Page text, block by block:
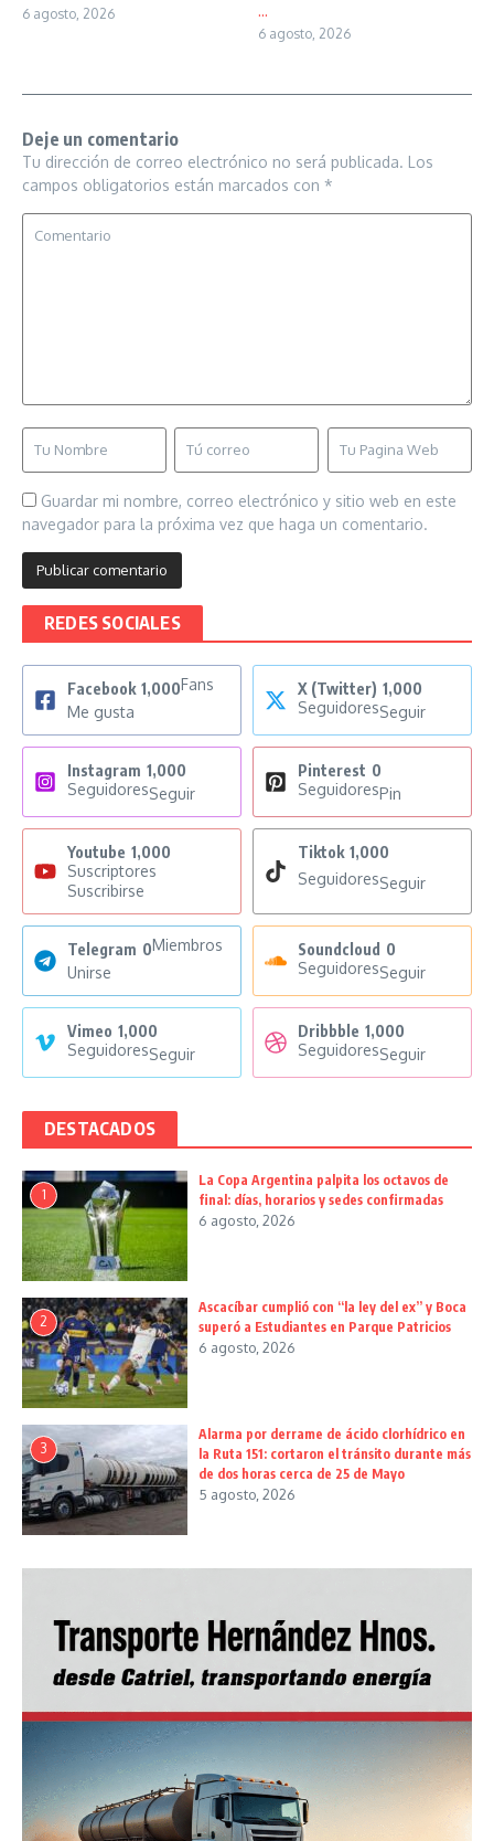
6 agosto, 2026 ...
6 agosto, 2026
Deje un comentario
Tu dirección de correo electrónico no será publicada. Los
campos obligatorios están marcados con *
Guardar mi nombre, correo electrónico y sitio web en este
navegador para la próxima vez que haga un comentario.
REDES SOCIALES
Facebook 1,000Fans
Me gusta
X (Twitter) 1,000
SeguidoresSeguir
Instagram 1,000
SeguidoresSeguir
Pinterest 0
SeguidoresPin
Youtube 1,000
Suscriptores
Suscribirse
Tiktok 1,000
SeguidoresSeguir
Telegram 0Miembros
Unirse
Soundcloud 0
SeguidoresSeguir
Vimeo 1,000
SeguidoresSeguir
Dribbble 1,000
SeguidoresSeguir
DESTACADOS
1
La Copa Argentina palpita los octavos de
final: días, horarios y sedes confirmadas
6 agosto, 2026
2
Ascacíbar cumplió con “la ley del ex” y Boca
superó a Estudiantes en Parque Patricios
6 agosto, 2026
3
Alarma por derrame de ácido clorhídrico en
la Ruta 151: cortaron el tránsito durante más
de dos horas cerca de 25 de Mayo
5 agosto, 2026